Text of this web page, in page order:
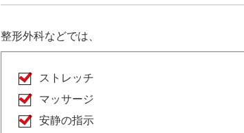
整形外科などでは、
ストレッチ
マッサージ
安静の指示